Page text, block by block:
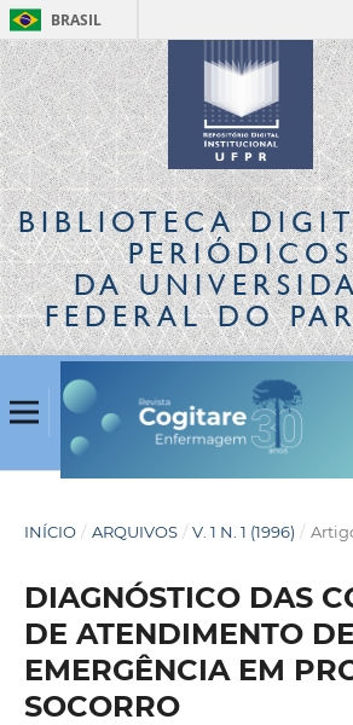
BRASIL
BIBLIOTECA
PERIÓDICOS
DA
FEDERAL DO
INÍCIO / ARQUIVOS / V. 1 N. 1 (1996) /
DIAGNÓSTICO DAS
DE ATENDIMENTO DE
EMERGÊNCIA EM
SOCORRO